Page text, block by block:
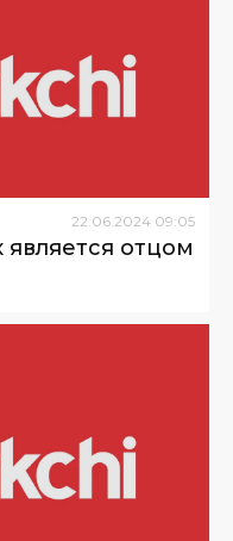
22 06 2024 09:05
отцом